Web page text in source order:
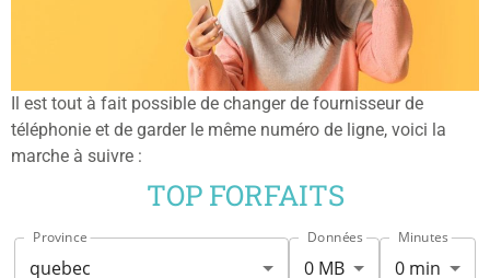
Il est tout à fait possible de changer de fournisseur de
téléphonie et de garder le même numéro de ligne, voici la
marche à suivre :
TOP FORFAITS